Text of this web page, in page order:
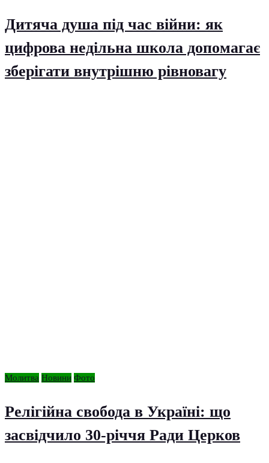
Дитяча душа під час війни: як
цифрова недільна школа допомагає
зберігати внутрішню рівновагу
Молитва Новини Фото
Релігійна свобода в Україні: що
засвідчило 30-річчя Ради Церков